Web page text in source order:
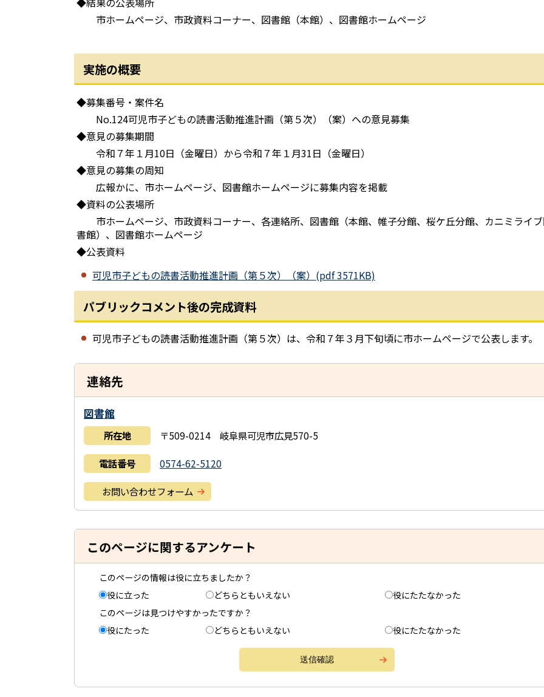
市ホームページ、市政資料コーナー、図書館（本館）、図書館ホームページ
実施の概要
◆募集番号・案件名
No.124可児市子どもの読書活動推進計画（第５次）（案）への意見募集
◆意見の募集期間
令和７年１月10日（金曜日）から令和７年１月31日（金曜日）
◆意見の募集の周知
広報かに、市ホームページ、図書館ホームページに募集内容を掲載
◆資料の公表場所
市ホームページ、市政資料コーナー、各連絡所、図書館（本館、帷子分館、桜ケ丘分館、カニミライ
書館）、図書館ホームページ
◆公表資料
可児市子どもの読書活動推進計画（第５次）（案）(pdf 3571KB)
パブリックコメント後の完成資料
可児市子どもの読書活動推進計画（第５次）は、令和７年３月下旬頃に市ホームページで公表します。
連絡先
図書館
所在地 〒509-0214 岐阜県可児市広見570-5
電話番号 0574-62-5120
お問い合わせフォーム
このページに関するアンケート
このページの情報は役に立ちましたか？
役に立った
どちらともいえない
役にたたなかった
このページは見つけやすかったですか？
役にたった
どちらともいえない 役にたたなかった